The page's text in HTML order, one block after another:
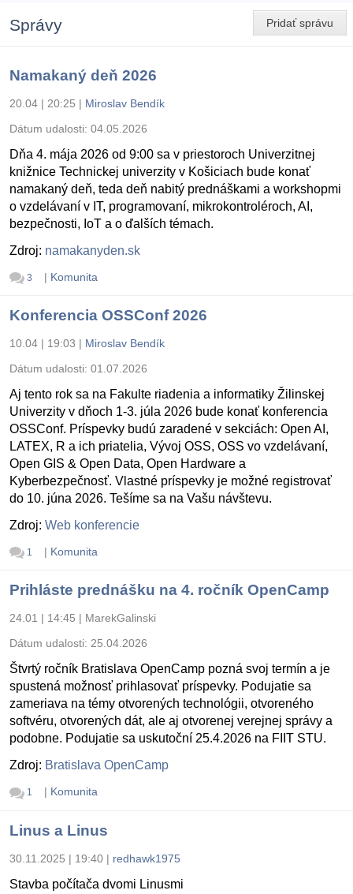
Pridať správu
Správy
Namakaný deň 2026
20.04 | 20:25 | Miroslav Bendík
Dátum udalosti: 04.05.2026
Dňa 4. mája 2026 od 9:00 sa v priestoroch Univerzitnej
knižnice Technickej univerzity v Košiciach bude konať
namakaný deň, teda deň nabitý prednáškami a workshopmi
o vzdelávaní v IT, programovaní, mikrokontroléroch, AI,
bezpečnosti, IoT a o ďalších témach.
Zdroj: namakanyden.sk
3 | Komunita
Konferencia OSSConf 2026
10.04 | 19:03 | Miroslav Bendík
Dátum udalosti: 01.07.2026
Aj tento rok sa na Fakulte riadenia a informatiky Žilinskej
Univerzity v dňoch 1-3. júla 2026 bude konať konferencia
OSSConf. Príspevky budú zaradené v sekciách: Open AI,
LATEX, R a ich priatelia, Vývoj OSS, OSS vo vzdelávaní,
Open GIS & Open Data, Open Hardware a
Kyberbezpečnosť. Vlastné príspevky je možné registrovať
do 10. júna 2026. Tešíme sa na Vašu návštevu.
Zdroj: Web konferencie
1 | Komunita
Prihláste prednášku na 4. ročník OpenCamp
24.01 | 14:45 | MarekGalinski
Dátum udalosti: 25.04.2026
Štvrtý ročník Bratislava OpenCamp pozná svoj termín a je
spustená možnosť prihlasovať príspevky. Podujatie sa
zameriava na témy otvorených technológii, otvoreného
softvéru, otvorených dát, ale aj otvorenej verejnej správy a
podobne. Podujatie sa uskutoční 25.4.2026 na FIIT STU.
Zdroj: Bratislava OpenCamp
1 | Komunita
Linus a Linus
30.11.2025 | 19:40 | redhawk1975
Stavba počítača dvomi Linusmi